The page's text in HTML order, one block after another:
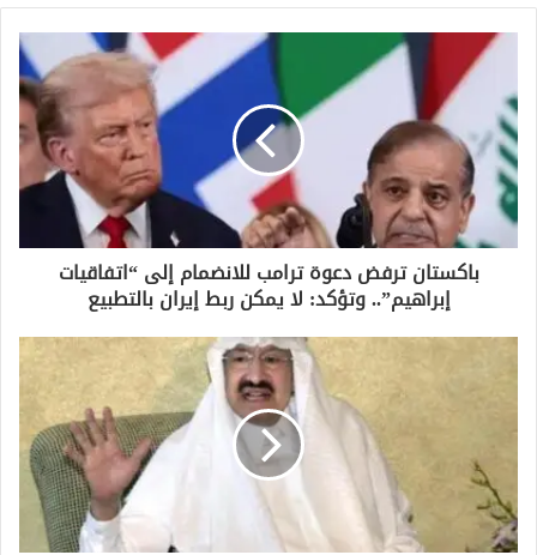
ي
د
ا
ل
إ
ل
ك
ت
ر
باكستان ترفض دعوة ترامب للانضمام إلى “اتفاقيات
إبراهيم”.. وتؤكد: لا يمكن ربط إيران بالتطبيع